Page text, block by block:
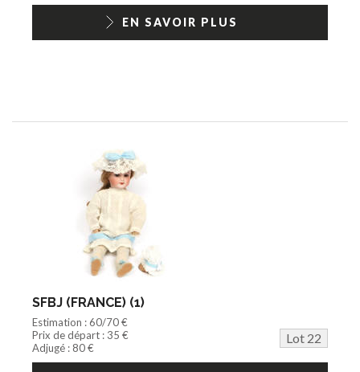
EN SAVOIR PLUS
SFBJ (FRANCE) (1)
Estimation : 60/70 €
Prix de départ : 35 €
Lot 22
Adjugé : 80 €